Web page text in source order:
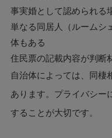
事実婚として認められる
単なる同居人（ルームシ
体もある
住民票の記載内容が判断
自治体によっては、同棲
あります。プライバシー
することが大切です。